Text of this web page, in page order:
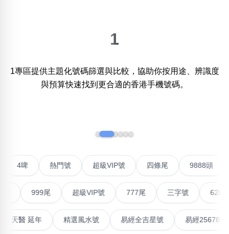
位置:
二 三 四 五 六 七 八 九 十 十一
清除全部分類
無1無2 無4 無5 無6無7無8 無9
搜尋
1
1專區提供主題化號碼篩選與比較，協助你按用途、辨識度
與預算快速找到更合適的香港手機號碼。
熱門號 超級VIP號 四條尾 9888
超級VIP號 三字號 6288頭
高能量生氣 天醫 延年 精選風水號 易經全吉星號 易